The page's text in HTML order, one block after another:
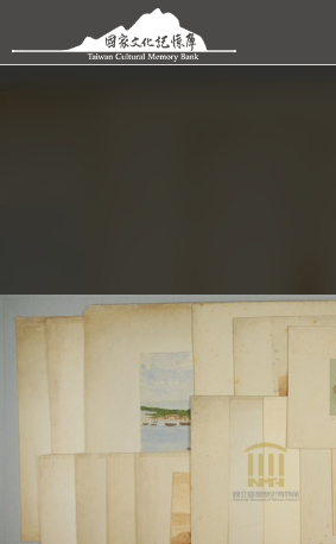
跳到主要內容區塊